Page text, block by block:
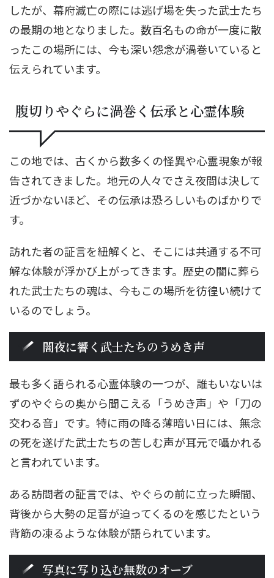
したが、幕府滅亡の際には逃げ場を失った武士たち
の最期の地となりました。数百名もの命が一度に散
ったこの場所には、今も深い怨念が渦巻いていると
伝えられています。
腹切りやぐらに渦巻く伝承と心霊体験
この地では、古くから数多くの怪異や心霊現象が報
告されてきました。地元の人々でさえ夜間は決して
近づかないほど、その伝承は恐ろしいものばかりで
す。
訪れた者の証言を紐解くと、そこには共通する不可
解な体験が浮かび上がってきます。歴史の闇に葬ら
れた武士たちの魂は、今もこの場所を彷徨い続けて
いるのでしょう。
闇夜に響く武士たちのうめき声
最も多く語られる心霊体験の一つが、誰もいないは
ずのやぐらの奥から聞こえる「うめき声」や「刀の
交わる音」です。特に雨の降る薄暗い日には、無念
の死を遂げた武士たちの苦しむ声が耳元で囁かれる
と言われています。
ある訪問者の証言では、やぐらの前に立った瞬間、
背後から大勢の足音が迫ってくるのを感じたという
背筋の凍るような体験が語られています。
写真に写り込む無数のオーブ